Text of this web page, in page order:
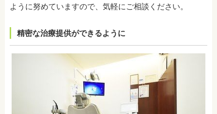
ように努めていますので、気軽にご相談ください。
精密な治療提供ができるように